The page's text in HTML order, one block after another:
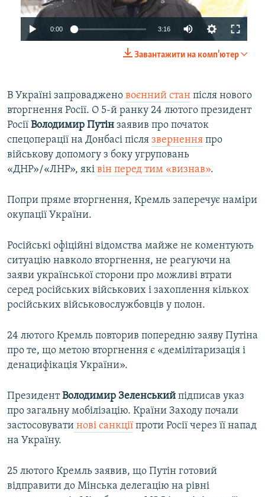
360p 480p
720p
0:00 3:16
240p
480p
720p
Завантажити на комп'ютер
В Україні запроваджено воєнний стан після нового
вторгнення Росії. О 5-й ранку 24 лютого президент
Росії Володимир Путін заявив про початок
спецоперації на Донбасі після звернення про
військову допомогу з боку угруповань
«ДНР»/«ЛНР», які він перед тим «визнав».
Попри пряме вторгнення, Кремль заперечує наміри
окупації України.
Російські офіційні відомства майже не коментують
ситуацію навколо вторгнення, не реагуючи на
заяви української сторони про можливі втрати
серед російських військових і захоплення кількох
російських військовослужбовців у полон.
24 лютого Кремль повторив попередню заяву Путіна
про те, що метою вторгнення є «демілітаризація і
денацифікація України».
ПрезидентВолодимир Зеленський підписав указ
про загальну мобілізацію. Країни Заходу почали
застосовувати нові санкції проти Росії через її напад
на Україну.
25 лютого Кремль заявив, що Путін готовий
відправити до Мінська делегацію на рівні